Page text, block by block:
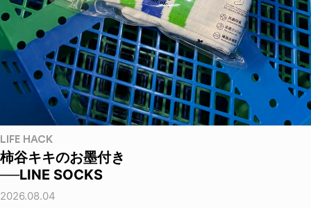
LIFE HACK
柿谷キキのお墨付き
──LINE SOCKS
2026.08.04